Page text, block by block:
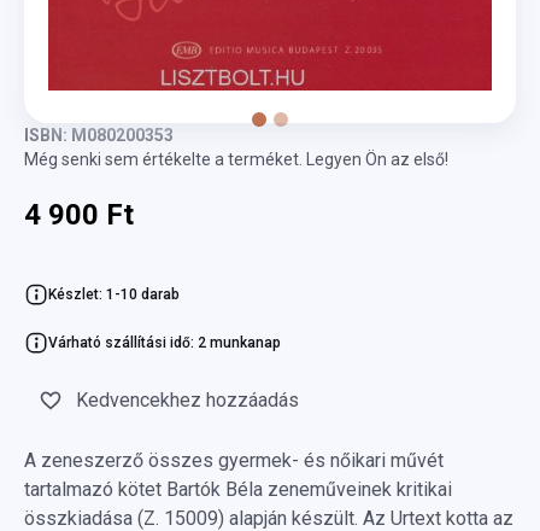
ISBN: M080200353
Még senki sem értékelte a terméket. Legyen Ön az első!
4 900 Ft
Készlet: 1-10 darab
Várható szállítási idő: 2 munkanap
Kedvencekhez hozzáadás
A zeneszerző összes gyermek- és nőikari művét
tartalmazó kötet Bartók Béla zeneműveinek kritikai
összkiadása (Z. 15009) alapján készült. Az Urtext kotta az